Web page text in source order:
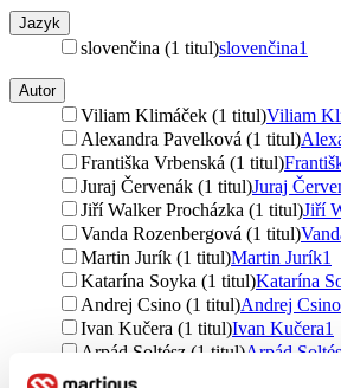
Jazyk
slovenčina (1 titul)slovenčina1
Autor
Viliam Klimáček (1 titul)Viliam
Alexandra Pavelková (1 titul)
Františka Vrbenská (1 titul)
Juraj Červenák (1 titul)Juraj
Jiří Walker Procházka (1 titul)Jiří
Vanda Rozenbergová (1 titul)
Martin Jurík (1 titul)Martin Jurík1
Katarína Soyka (1 titul)Katarína
Andrej Csino (1 titul)Andrej Csino
Ivan Kučera (1 titul)Ivan Kučera1
Arpád Soltész (1 titul)Arpád
Milan Tichý (1 titul)